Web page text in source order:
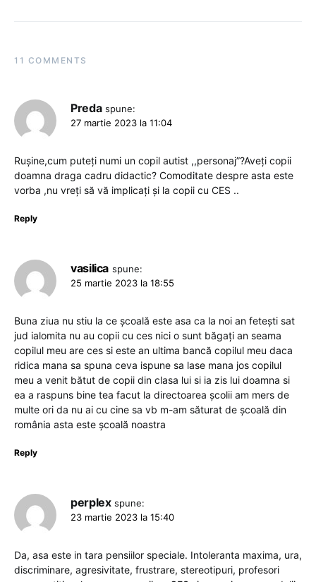
11 COMMENTS
Preda spune:
27 martie 2023 la 11:04
Rușine,cum puteți numi un copil autist ,,personaj”?Aveți copii
doamna draga cadru didactic? Comoditate despre asta este
vorba ,nu vreți să vă implicați și la copii cu CES ..
Reply
vasilica spune:
25 martie 2023 la 18:55
Buna ziua nu stiu la ce școală este asa ca la noi an fetești sat
jud ialomita nu au copii cu ces nici o sunt băgați an seama
copilul meu are ces si este an ultima bancă copilul meu daca
ridica mana sa spuna ceva ispune sa lase mana jos copilul
meu a venit bătut de copii din clasa lui si ia zis lui doamna si
ea a raspuns bine tea facut la directoarea școlii am mers de
multe ori da nu ai cu cine sa vb m-am săturat de școală din
românia asta este școală noastra
Reply
perplex spune:
23 martie 2023 la 15:40
Da, asa este in tara pensiilor speciale. Intoleranta maxima, ura,
discriminare, agresivitate, frustrare, stereotipuri, profesori